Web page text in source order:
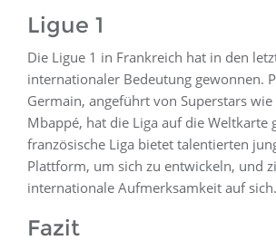
Ligue 1
Die Ligue 1 in Frankreich hat in den
internationaler Bedeutung gewonnen.
Germain, angeführt von Superstars
Mbappé, hat die Liga auf die Weltkarte
französische Liga bietet talentierten
Plattform, um sich zu entwickeln, und
internationale Aufmerksamkeit auf sich.
Fazit